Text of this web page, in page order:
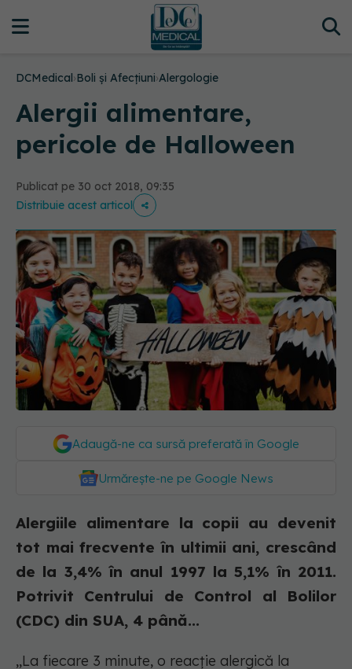
DCMedical›Boli și Afecțiuni›Alergologie
Alergii alimentare,
pericole de Halloween
Publicat pe 30 oct 2018, 09:35
Distribuie acest articol
Adaugă-ne ca sursă preferată în Google
Urmărește-ne pe Google News
Alergiile alimentare la copii au devenit
tot mai frecvente în ultimii ani, crescând
de la 3,4% în anul 1997 la 5,1% în 2011.
Potrivit Centrului de Control al Bolilor
(CDC) din SUA, 4 până...
,,La fiecare 3 minute, o reacție alergică la